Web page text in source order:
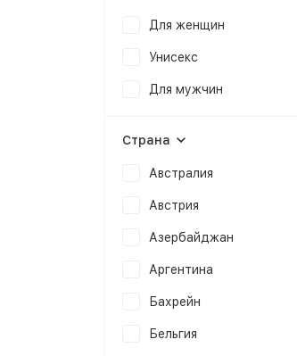
Для женщин
Унисекс
Для мужчин
Страна
Австралия
Австрия
Азербайджан
Аргентина
Бахрейн
Бельгия